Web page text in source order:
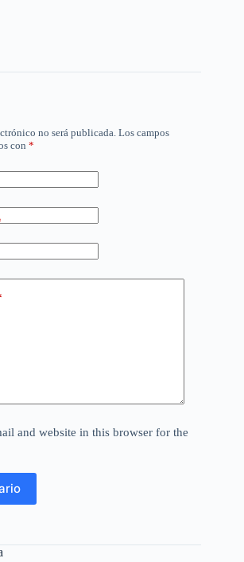
no será publicada. Los campos
con *
and website in this browser for the